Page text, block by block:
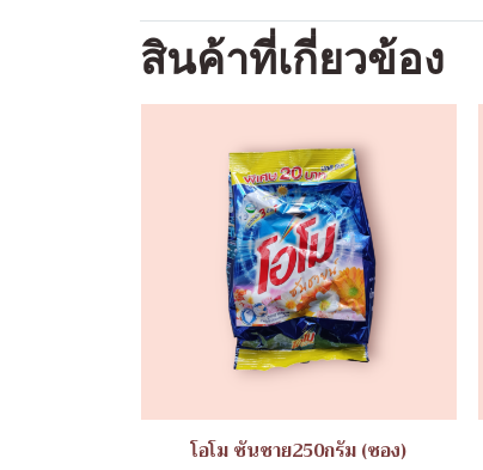
สินค้าที่เกี่ยวข้อง
โอโม ซันชาย250กรัม (ซอง)